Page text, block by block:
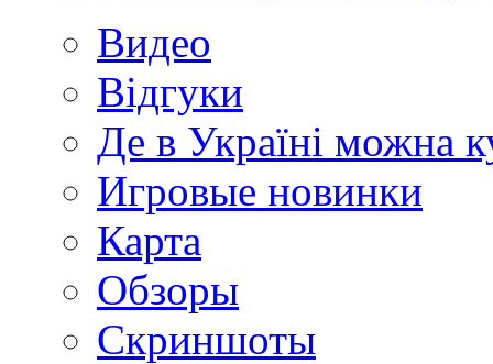
Видео
Відгуки
Де в Україні можна
Игровые новинки
Карта
Обзоры
Скриншоты